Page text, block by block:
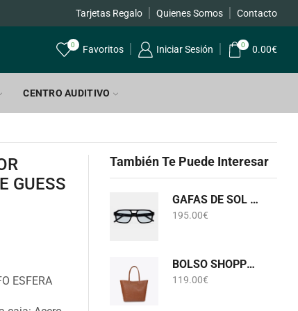
Tarjetas Regalo Quienes Somos Contacto
0 Favoritos Iniciar Sesión 0 0.00€
CENTRO AUDITIVO
GUESS
ESFERA
También Te Puede Interesar
GAFAS DE SOL KALEOS HEDLUND C005
195.00€
BOLSO SHOPPER MONOGRAMA CAMEL LOLA CASADEMUNT LF2604075
119.00€